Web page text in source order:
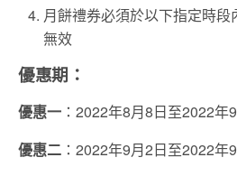
月餅禮券必須於以下指定時段
無效
優惠期：
優惠一 ：2022年8月8日至2022年
優惠二 ：2022年9月2日至2022年